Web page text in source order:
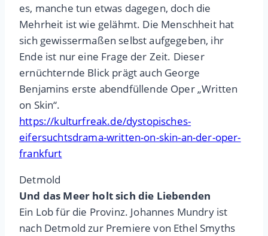
es, manche tun etwas dagegen, doch die
Mehrheit ist wie gelähmt. Die Menschheit hat
sich gewissermaßen selbst aufgegeben, ihr
Ende ist nur eine Frage der Zeit. Dieser
ernüchternde Blick prägt auch George
Benjamins erste abendfüllende Oper „Written
on Skin“.
https://kulturfreak.de/dystopisches-
eifersuchtsdrama-written-on-skin-an-der-oper-
frankfurt
Detmold
Und das Meer holt sich die Liebenden
Ein Lob für die Provinz. Johannes Mundry ist
nach Detmold zur Premiere von Ethel Smyths